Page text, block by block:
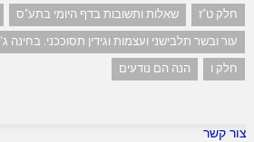
חלק ט"ז
שאלות ותשובות בדף היומי בתע"ס
עור ובשר תלבישני ועצמות וגידין תסוככני. בחינה ג'
חלק ו
הנה הם נודעים
צור קשר